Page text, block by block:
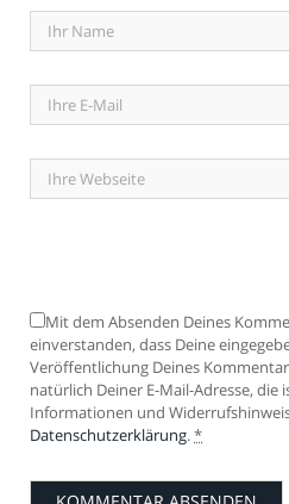
Mit dem Absenden Deines
einverstanden, dass Deine
Veröffentlichung Deines
natürlich Deiner E-Mail-Adresse, die
Informationen und
Datenschutzerklärung.*